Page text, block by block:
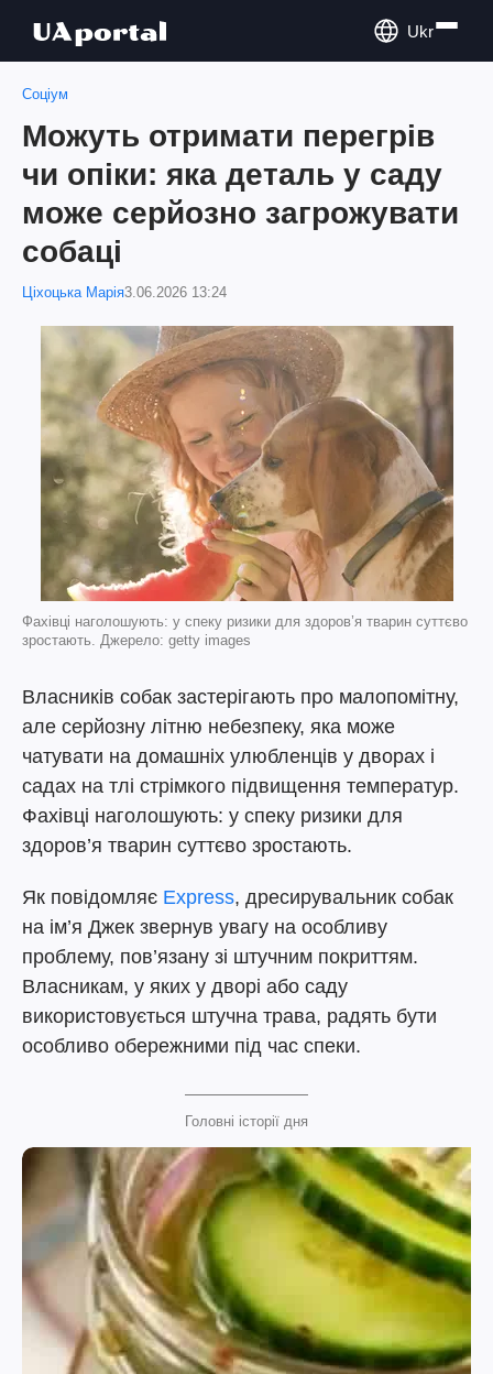
Ukr
Соціум
Можуть отримати перегрів
чи опіки: яка деталь у саду
може серйозно загрожувати
собаці
Ціхоцька Марія3.06.2026 13:24
Фахівці наголошують: у спеку ризики для здоров’я тварин суттєво
зростають. Джерело: getty images
Власників собак застерігають про малопомітну,
але серйозну літню небезпеку, яка може
чатувати на домашніх улюбленців у дворах і
садах на тлі стрімкого підвищення температур.
Фахівці наголошують: у спеку ризики для
здоров’я тварин суттєво зростають.
Як повідомляє Express, дресирувальник собак
на ім’я Джек звернув увагу на особливу
проблему, пов’язану зі штучним покриттям.
Власникам, у яких у дворі або саду
використовується штучна трава, радять бути
особливо обережними під час спеки.
Головні історії дня